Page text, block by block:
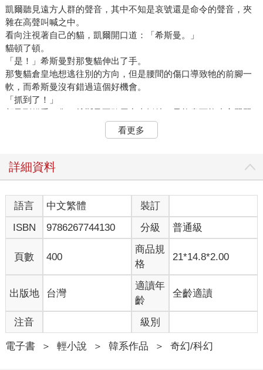
凱爾聽見遠方人群的聲音，其中不知是哀號還是命令的聲音，夾
雜在高聲叫喊之中。
看向注視著自己的貓，凱爾開口道：「希斯曼。」
貓頓了頓。
「是！」希斯曼對那隻貓伸出了手。
那隻貓倉皇地想逃往別的方向，但是腰間的傷口導致牠的前腳一
軟，而希斯曼沒有錯過這個好機會。
「抓到了！」
顧及到貓受了傷，希斯曼不敢用力去抓牠，只能盡可能小心翼翼
地抱著還在掙扎的貓來到凱爾面前。
「唉……」
那是治療用的藥水。
凱爾將藥水灑在貓身上作為緊急處理，隨後開口說道：「你是為
我指路的騎士，你受了傷，我當然不能坐視不管。」
只見那隻貓微微一怔。
副團長希斯曼也瞪大了眼，彷彿現在才知道這件事一樣。
凱爾忍住想嘆氣的衝動，觀察著貓騎士。
聽說他是一名來自貧民區的騎士。皇室與王室在挑選騎士時，通
常會保留一定比例的名額給平民。光是平民出身的騎士就已經很
了不起了，若是來自貧民區，更是具備了相當厲害的才能和運
氣。
這也讓凱爾想起希斯曼曾經說過的話。
「據說那名騎士的幾名兄弟，在十五年前進入了鍊金術鐘塔，而
看更多
詳細資料
語言 中文繁體
裝訂
ISBN
9786267744130 分級 普通級
頁數 400
商品規
格
21*14.8*2.00
出版地 台灣
適讀年
齡
全齡適讀
注音 級別
電子書 ＞ 輕小說 ＞ 韓系作品 ＞ 奇幻/科幻